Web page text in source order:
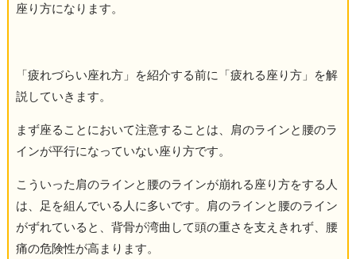
座り方になります。
「疲れづらい座れ方」を紹介する前に「疲れる座り方」を解
説していきます。
まず座ることにおいて注意することは、肩のラインと腰のラ
インが平行になっていない座り方です。
こういった肩のラインと腰のラインが崩れる座り方をする人
は、足を組んでいる人に多いです。肩のラインと腰のライン
がずれていると、背骨が湾曲して頭の重さを支えきれず、腰
痛の危険性が高まります。